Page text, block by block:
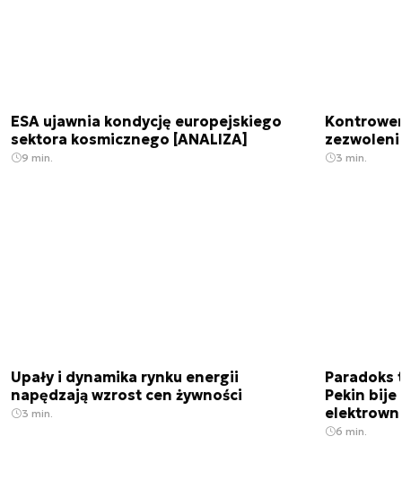
ESA ujawnia kondycję europejskiego
sektora kosmicznego [ANALIZA]
9 min. 3 min.
Upały i dynamika rynku energii
napędzają wzrost cen żywności
3 min.
Paradoks
Pekin bije
6 min.